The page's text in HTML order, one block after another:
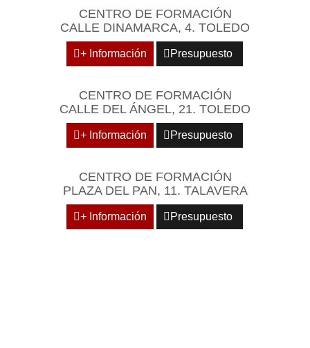
CENTRO DE FORMACIÓN
CALLE DINAMARCA, 4. TOLEDO
+ Información Presupuesto
CENTRO DE FORMACIÓN
CALLE DEL ÁNGEL, 21. TOLEDO
+ Información Presupuesto
CENTRO DE FORMACIÓN
PLAZA DEL PAN, 11. TALAVERA
+ Información Presupuesto